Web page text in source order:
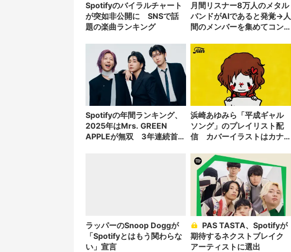
Spotifyのバイラルチャート
が突如非公開に SNSで話
題の楽曲ランキング
月間リスナー8万人のメタル
バンドがAIであると発覚→人
間のメンバーを集めてコン
Spotifyの年間ランキング、
2025年はMrs. GREEN
APPLEが無双 3年連続首位
浜崎あゆみら「平成ギャル
ソング」のプレイリスト配
信 カバーイラストはカナ
ラッパーのSnoop Doggが
「Spotifyとはもう関わらな
い」宣言
期待するネクストブレイク
アーティストに選出